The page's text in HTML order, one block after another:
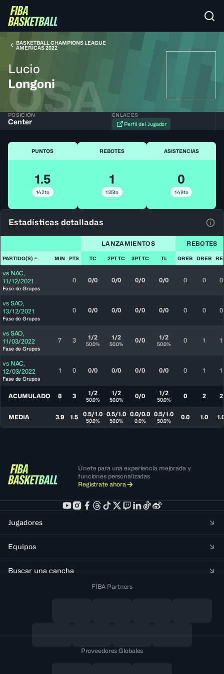
BASKETBALL CHAMPIONS LEAGUE
AMERICAS 2022
Lucio
Longoni
QSA
POSICIÓN
Center
ENLACES
Perfil del Jugador
PUNTOS
1.5
142to
REBOTES
1
135to
ASISTENCIAS
0
149to
Estadísticas detalladas
LANZAMIENTOS REBOTES
PARTIDO(S) MIN PTS TC 2PT TC 3PT TC TL OREB DREB
vs NAC,
11/12/2021
Fase de Grupos
0 0/0 0/0 0/0 0/0 0 0 0
vs SAO,
13/12/2021
Fase de Grupos
0 0/0 0/0 0/0 0/0 0 0 0
vs SAO,
11/03/2022
Fase de Grupos
7 3 1/2
50.0%
1/2
50.0% 0/0 1/2
50.0% 0 1 1
vs NAC,
12/03/2022
Fase de Grupos
1 0 0/0 0/0 0/0 0/0 0 1 1
ACUMULADO 8 3 1/2
50.0%
1/2
50.0% 0/0 1/2
50.0% 0 2 2
MEDIA 3.9 1.5 0.5/1.0
50.0%
0.5/1.0
50.0%
0.0/0.0
0.0%
0.5/1.0
50.0% 0.0 1.0
Únete para una experiencia mejorada y
funciones personalizadas
Regístrate ahora
Jugadores
Equipos
Buscar una cancha
FIBA Partners
Proveedores Globales